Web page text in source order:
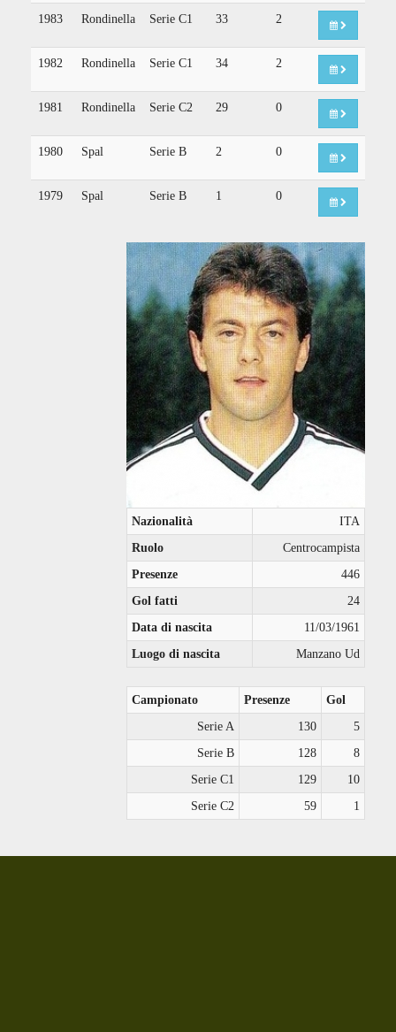
1983 Rondinella Serie C1 33 2
1982 Rondinella Serie C1 34 2
1981 Rondinella Serie C2 29 0
1980 Spal Serie B 2 0
1979 Spal Serie B 1 0
Nazionalità
ITA
Ruolo
Centrocampista
Presenze
446
Gol fatti
24
Data di nascita
11/03/1961
Luogo di nascita
Manzano Ud
Campionato Presenze
Gol
Serie A
130
5
Serie B
128
8
Serie C1
129
10
Serie C2
59 1